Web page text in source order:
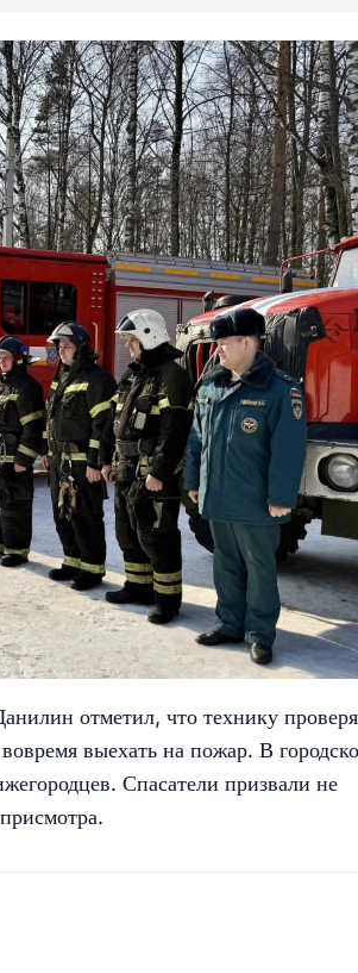
отметил, что технику
выехать на пожар. В
Спасатели призвали не